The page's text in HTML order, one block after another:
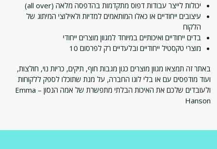
יכולות לייצר עבודות דפוס מתקדמות בהדפסה מלאה (all over)
עיצובים ייחודיים או כאלו המותאמים למדיות ולאילוצי המיתוג של
הלקוח
בדים ייחודיים ואיכותיים במיוחד למגוון מוצרים ייחודי
מוצרי טקסטיל ייחודיים ובלעדיים רק לפרסום 10
באתר זה תמצאו מגוון מוצרים כגון מגבות חוף, תיקים, כריות נוי, חולצות,
ועוד מודפסים עם או בלי לוגו החברה, על מנת שתוכלו לספק ללקוחות
ולעובדים שלכם את האיכות הבלתי מתפשרת של אמה הנסון – Emma
Hanson